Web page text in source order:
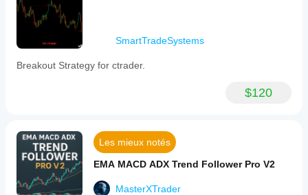
SmartTradeSystems
Breakout Strategy for ctrader.
$120
Les mieux notés
EMA MACD ADX Trend Follower Pro V2
MasterXTrader